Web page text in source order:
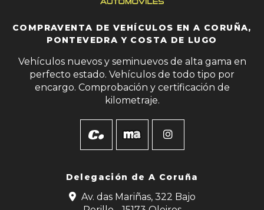
COMPRAVENTA DE VEHÍCULOS EN A CORUÑA,
PONTEVEDRA Y COSTA DE LUGO
Vehículos nuevos y seminuevos de alta gama en
perfecto estado. Vehículos de todo tipo por
encargo. Comprobación y certificación de
kilometraje.
Delegación deA Coruña
Av. das Mariñas, 322 Bajo